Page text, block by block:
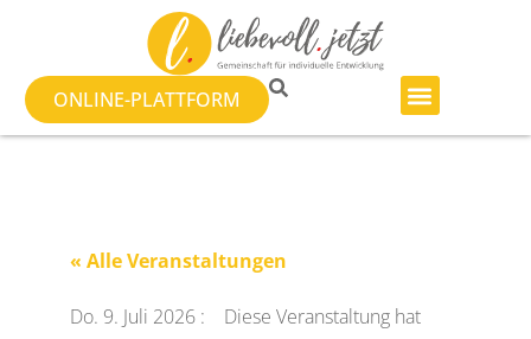
ONLINE-PLATTFORM
« Alle Veranstaltungen
Do. 9. Juli 2026 :
Diese Veranstaltung hat